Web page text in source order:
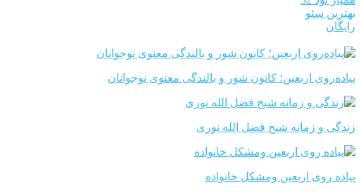
بهترین سئو
رایگان
پیاده‌روی اربعین؛ کانون شور و بالندگی معنوی نوجوانان
زندگی و زمانه شیخ فضل الله نوری
پیاده روی اربعین ومشکل خانواده